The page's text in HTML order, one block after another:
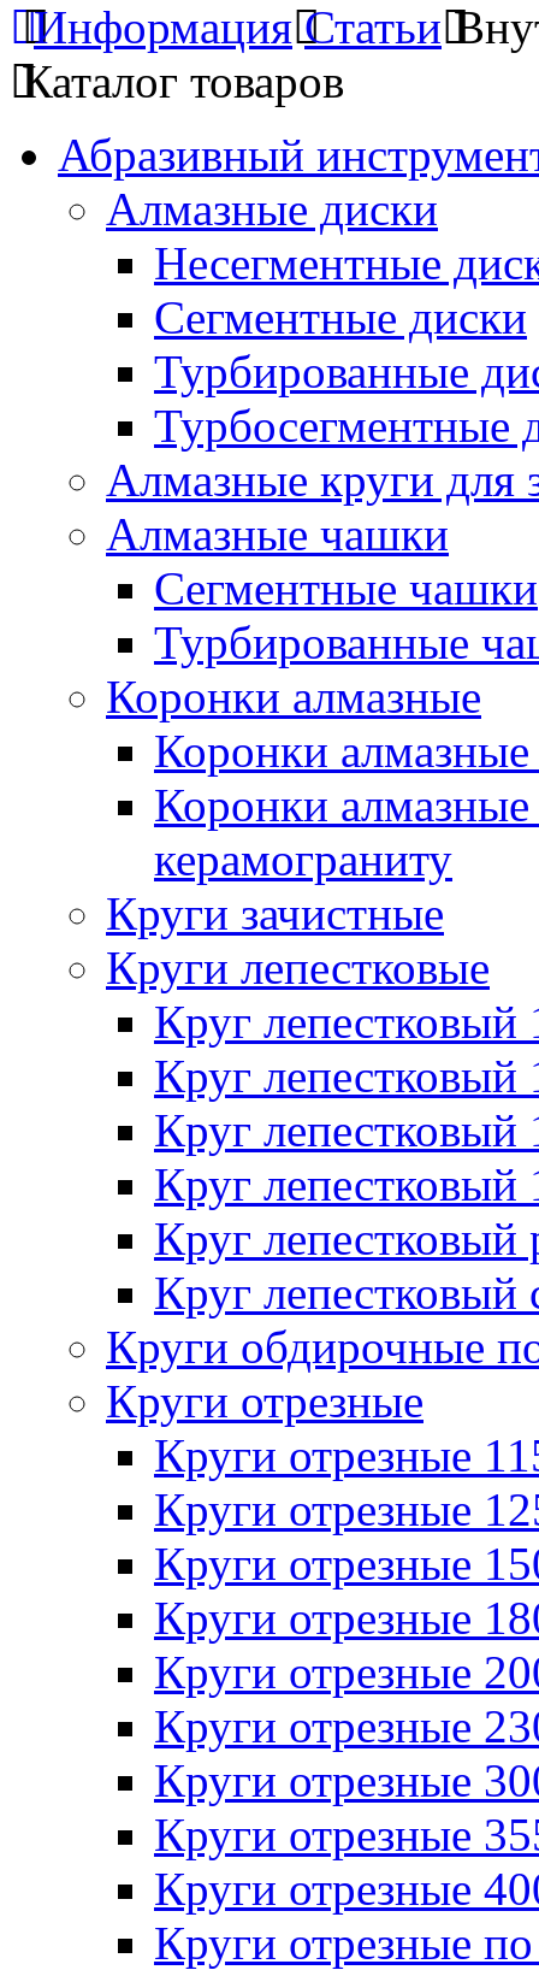
Информация Статьи
Каталог товаров
Абразивный
Алмазные диски
Несегментные
Сегментные диски
Турбированные
Турбосегментные
Алмазные круги для
Алмазные чашки
Сегментные чашки
Турбированные
Коронки алмазные
Коронки
Коронки
керамограниту
Круги зачистные
Круги лепестковые
Круг
Круг
Круг
Круг
Круг лепестковый
Круг лепестковый
Круги обдирочные
Круги отрезные
Круги отрезные
Круги отрезные
Круги отрезные
Круги отрезные
Круги отрезные
Круги отрезные
Круги отрезные
Круги отрезные
Круги отрезные
Круги отрезные